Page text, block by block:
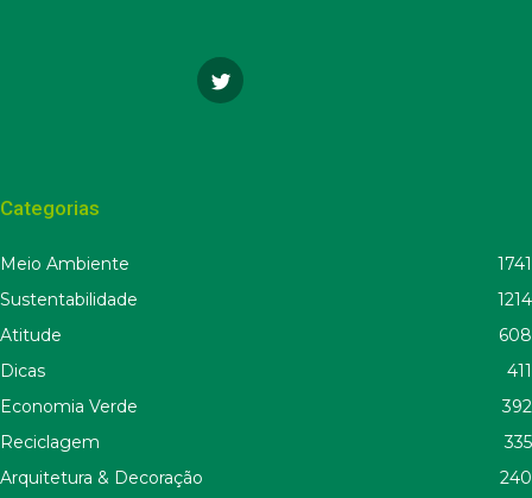
Categorias
Meio Ambiente
1741
Sustentabilidade
1214
Atitude
608
Dicas
411
Economia Verde
392
Reciclagem
335
Arquitetura & Decoração
240